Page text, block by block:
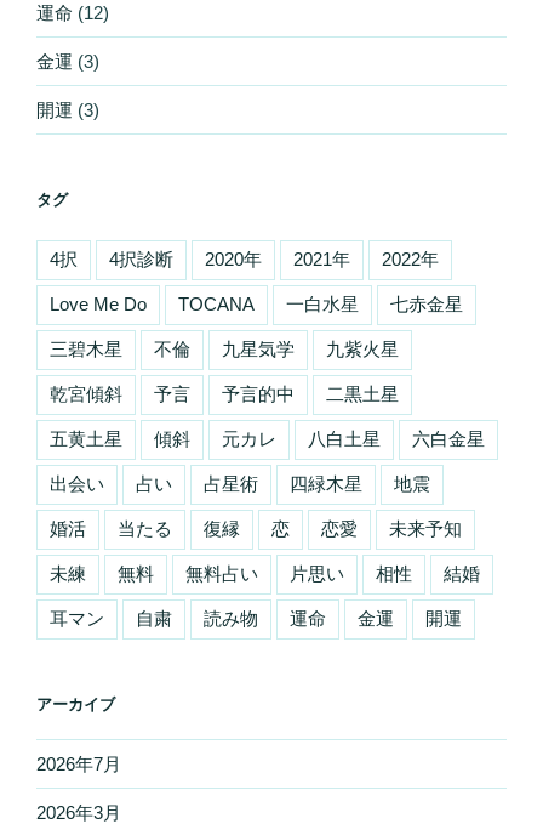
運命 (12)
金運 (3)
開運 (3)
タグ
4択 4択診断 2020年 2021年 2022年
Love Me Do TOCANA 一白水星 七赤金星
三碧木星 不倫 九星気学 九紫火星
乾宮傾斜 予言 予言的中 二黒土星
五黄土星 傾斜 元カレ 八白土星 六白金星
出会い 占い 占星術 四緑木星 地震
婚活 当たる 復縁 恋 恋愛 未来予知
未練 無料 無料占い 片思い 相性 結婚
耳マン 自粛 読み物 運命 金運 開運
アーカイブ
2026年7月
2026年3月